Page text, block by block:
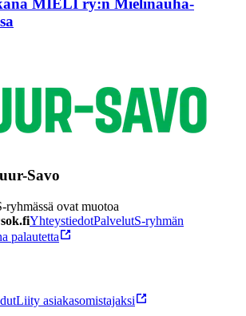
Savo
ryhmässä ovat muotoa
YhteystiedotPalvelutS-ryhmän
palautetta
Liity asiakasomistajaksi